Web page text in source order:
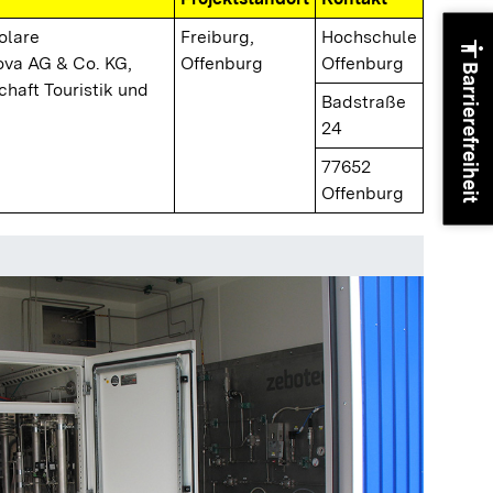
AG & Co. KG,
Touristik und
Freiburg,
Offenburg
Hochschule
Offenburg
Badstraße
24
77652
Offenburg
accessibility
Barrierefreiheit